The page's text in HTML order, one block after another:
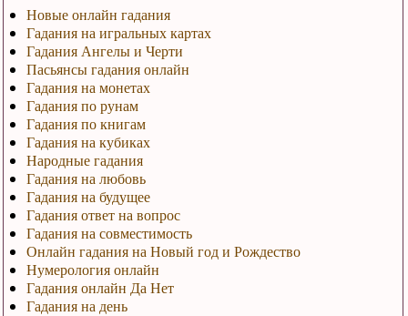
Новые онлайн гадания
Гадания на игральных картах
Гадания Ангелы и Черти
Пасьянсы гадания онлайн
Гадания на монетах
Гадания по рунам
Гадания по книгам
Гадания на кубиках
Народные гадания
Гадания на любовь
Гадания на будущее
Гадания ответ на вопрос
Гадания на совместимость
Онлайн гадания на Новый год и Рождество
Нумерология онлайн
Гадания онлайн Да Нет
Гадания на день